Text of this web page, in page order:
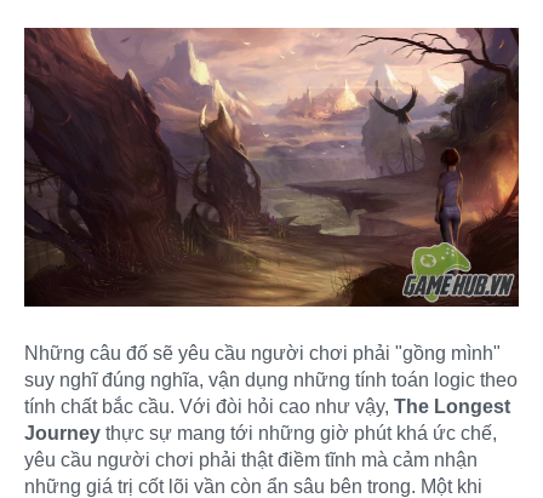
Những câu đố sẽ yêu cầu người chơi phải "gồng mình"
suy nghĩ đúng nghĩa, vận dụng những tính toán logic theo
tính chất bắc cầu. Với đòi hỏi cao như vậy, The Longest
Journey thực sự mang tới những giờ phút khá ức chế,
yêu cầu người chơi phải thật điềm tĩnh mà cảm nhận
những giá trị cốt lõi vần còn ẩn sâu bên trong. Một khi